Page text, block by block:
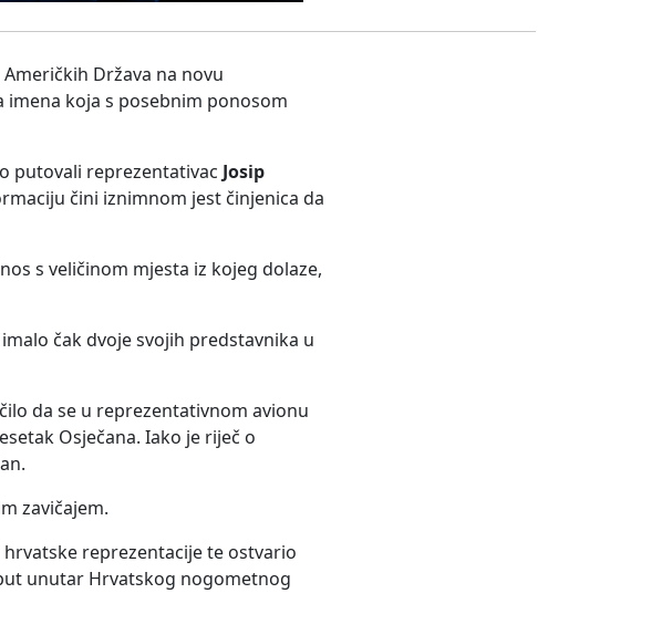
Država na novu
koja s posebnim ponosom
putovali reprezentativac Josip
čini iznimnom jest činjenica da
s veličinom mjesta iz kojeg dolaze,
čak dvoje svojih predstavnika u
da se u reprezentativnom avionu
Osječana. Iako je riječ o
zavičajem.
reprezentacije te ostvario
unutar Hrvatskog nogometnog